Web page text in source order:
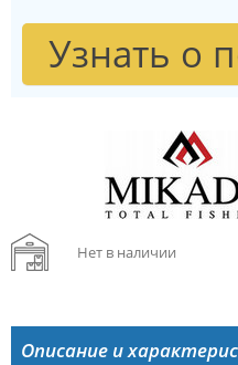
Узнать о
Нет в наличии
Описание и